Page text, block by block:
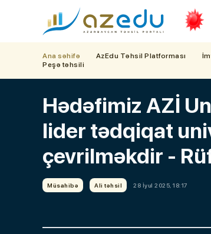
Ana səhifə AzEdu Təhsil Platforması
Peşə təhsili
Hədəfimiz AZİ
lider tədqiqat
çevrilməkdir -
Müsahibə Ali təhsil 28 İyul 2025, 18:17